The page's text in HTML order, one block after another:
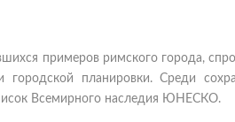
примеров римского города,
городской планировки. Среди
Всемирного наследия ЮНЕСКО.